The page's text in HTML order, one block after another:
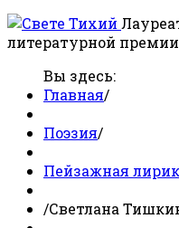
литературной
Вы здесь:
Главная/
Поэзия/
Пейзажная
/Светлана